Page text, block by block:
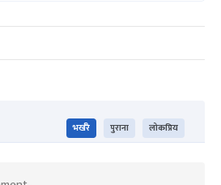
भर्खरै पुराना लोकप्रिय